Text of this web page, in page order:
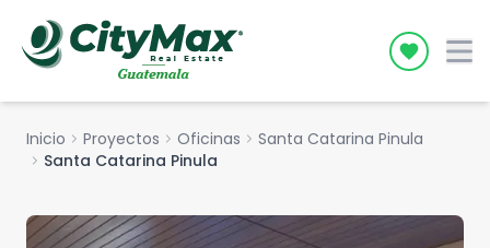
Icon
Inicio chevron_right Proyectos chevron_right Oficinas chevron_right Santa Catarina Pinula
chevron_right Santa Catarina Pinula